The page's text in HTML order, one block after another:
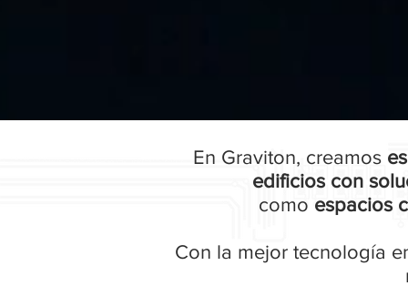
En Graviton, creamos
edificios con
como espacios
Con la mejor tecnología